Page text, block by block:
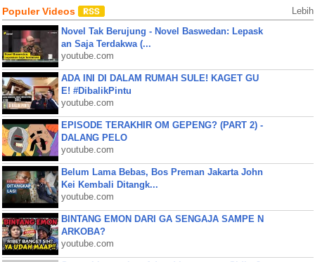
Populer Videos Lebih
Novel Tak Berujung - Novel Baswedan: Lepask
an Saja Terdakwa (...
youtube.com
ADA INI DI DALAM RUMAH SULE! KAGET GU
E! #DibalikPintu
youtube.com
EPISODE TERAKHIR OM GEPENG? (PART 2) -
DALANG PELO
youtube.com
Belum Lama Bebas, Bos Preman Jakarta John
Kei Kembali Ditangk...
youtube.com
BINTANG EMON DARI GA SENGAJA SAMPE N
ARKOBA?
youtube.com